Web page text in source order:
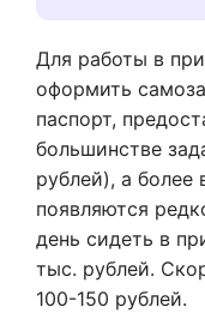
Для работы в
оформить
паспорт,
большинстве
рублей), а более
появляются
день сидеть в
тыс. рублей.
100-150 рублей.